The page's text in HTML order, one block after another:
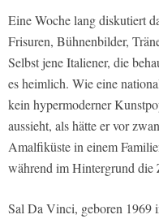
Eine Woche lang diskutiert
Frisuren, Bühnenbilder,
Selbst jene Italiener, die
es heimlich. Wie eine
kein hypermoderner
aussieht, als hätte er vor
Amalfiküste in einem
während im Hintergrund die
Sal Da Vinci, geboren 1969